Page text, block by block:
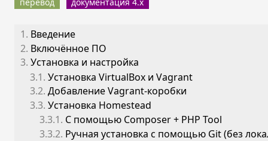
1. Введение
2. Включённое ПО
3. Установка и настройка
3.1. Установка VirtualBox и Vagrant
3.2. Добавление Vagrant-коробки
3.3. Установка Homestead
3.3.1. С помощью Composer + PHP Tool
3.3.2. Ручная установка с помощью Git (без